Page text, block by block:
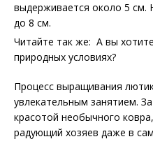
выдерживается около 5 см.
до 8 см.
Читайте так же: А вы
природных условиях?
Процесс выращивания
увлекательным занятием.
красотой необычного
радующий хозяев даже в